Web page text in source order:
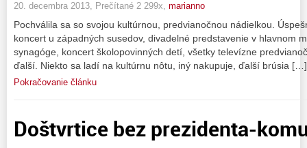
20. decembra 2013, Prečítané 2 299x, marianno
Pochválila sa so svojou kultúrnou, predvianočnou nádielkou.
koncert u západných susedov, divadelné predstavenie v hlavnom
synagóge, koncert školopovinných detí, všetky televízne
ďalší. Niekto sa ladí na kultúrnu nôtu, iný nakupuje, ďalší brúsia […]
Pokračovanie článku
Doštvrtice bez prezidenta-